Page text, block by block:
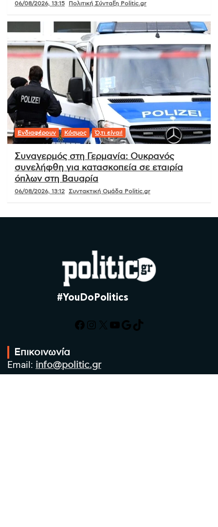
06/08/2026, 13:15 Πολιτική Σύνταξη Politic.gr
Ενδιαφέρουν Κόσμος Ό,τι είναι!
Συναγερμός στη Γερμανία: Ουκρανός
συνελήφθη για κατασκοπεία σε εταιρία
όπλων στη Βαυαρία
06/08/2026, 13:12 Συντακτική Ομάδα Politic.gr
#YouDoPolitics
Facebook
Instagram
X YouTube
Google
TikTok
Επικοινωνία
Email: info@politic.gr
Τηλ: